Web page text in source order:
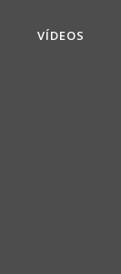
VÍDEOS